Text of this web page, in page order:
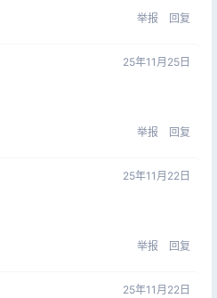
举报 回复
25年11月25日
举报 回复
25年11月22日
举报 回复
25年11月22日